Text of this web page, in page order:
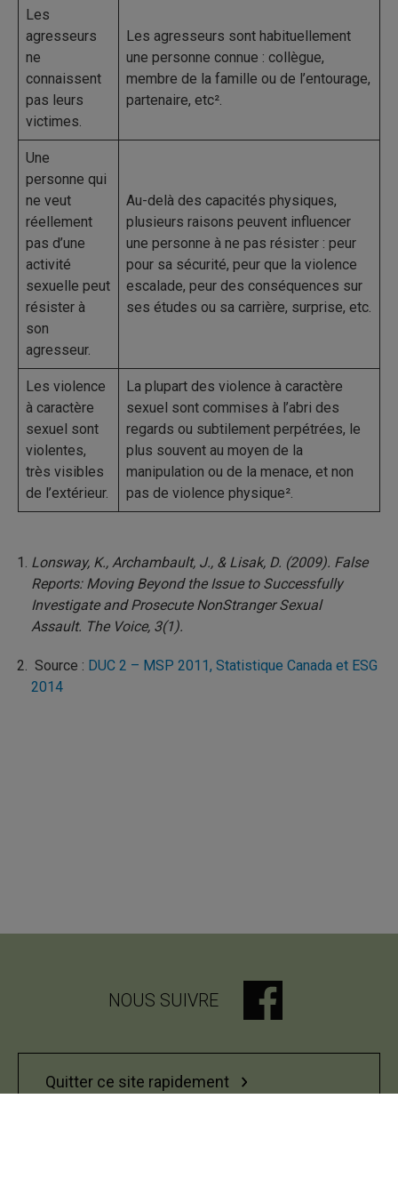
NOUS SUIVRE
Quitter ce site rapidement
Les
agresseurs
ne
connaissent
pas leurs
victimes.
Les agresseurs sont habituellement
une personne connue : collègue,
membre de la famille ou de l’entourage,
partenaire, etc².
Une
personne qui
ne veut
réellement
pas d’une
activité
sexuelle peut
résister à
son
agresseur.
Au-delà des capacités physiques,
plusieurs raisons peuvent influencer
une personne à ne pas résister : peur
pour sa sécurité, peur que la violence
escalade, peur des conséquences sur
ses études ou sa carrière, surprise, etc.
Les violence
à caractère
sexuel sont
violentes,
très visibles
de l’extérieur.
La plupart des violence à caractère
sexuel sont commises à l’abri des
regards ou subtilement perpétrées, le
plus souvent au moyen de la
manipulation ou de la menace, et non
pas de violence physique².
Lonsway, K., Archambault, J., & Lisak, D. (2009). False
Reports: Moving Beyond the Issue to Successfully
Investigate and Prosecute NonStranger Sexual
Assault. The Voice, 3(1).
Source : DUC 2 – MSP 2011, Statistique Canada et ESG
2014